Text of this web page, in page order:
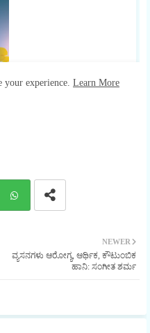
tsap
NEWER
ವ್ಯಸನಗಳು ಆರೋಗ್ಯ, ಆರ್ಥಿಕ, ಕೌಟುಂಬಿಕ
ಹಾನಿ: ಸಂಗೀತ ಶರ್ಮ